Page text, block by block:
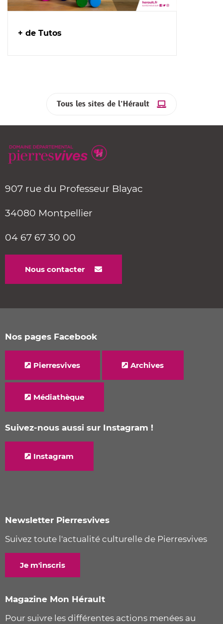
+ de Tutos
Tous les sites de l’Hérault
907 rue du Professeur Blayac
34080 Montpellier
04 67 67 30 00
Nous contacter
Nos pages Facebook
Pierresvives Archives
Médiathèque
Suivez-nous aussi sur Instagram !
Instagram
Newsletter Pierresvives
Suivez toute l'actualité culturelle de Pierresvives
Je m'inscris
Magazine Mon Hérault
Pour suivre les différentes actions menées au